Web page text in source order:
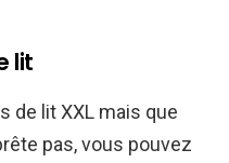
lit
de lit XXL mais que
pas, vous pouvez